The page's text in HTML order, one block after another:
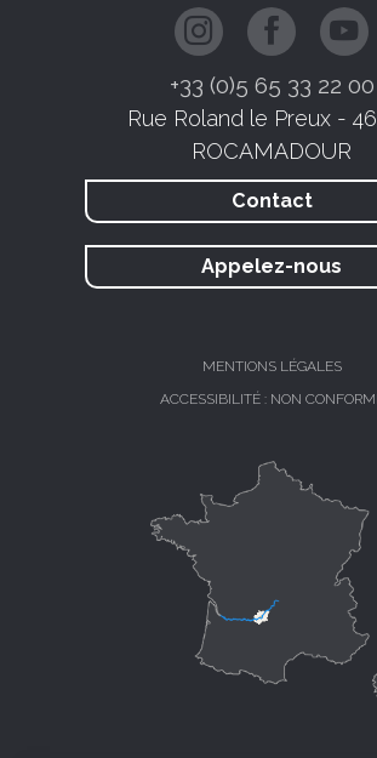
+33 (0)5 65 33 22 00
Rue Roland le Preux -
ROCAMADOUR
Contact
Appelez-nous
MENTIONS LÉGALES
ACCESSIBILITÉ : NON